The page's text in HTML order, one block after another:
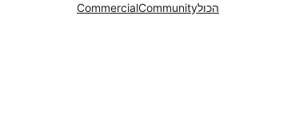
הכולCommunity
Commercial